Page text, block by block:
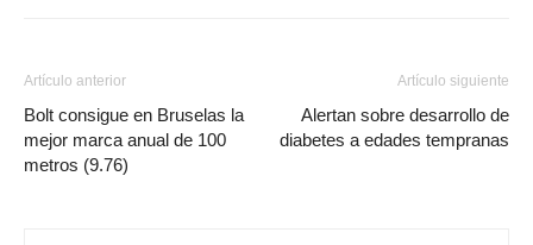
Artículo anterior
Bolt consigue en Bruselas la
mejor marca anual de 100
metros (9.76)
Artículo siguiente
Alertan sobre desarrollo de
diabetes a edades tempranas